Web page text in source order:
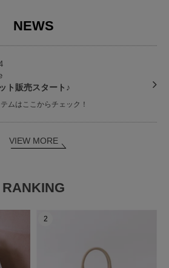
NEWS
ト販売スタート♪
ムはここからチェック！
VIEW MORE
RANKING
2